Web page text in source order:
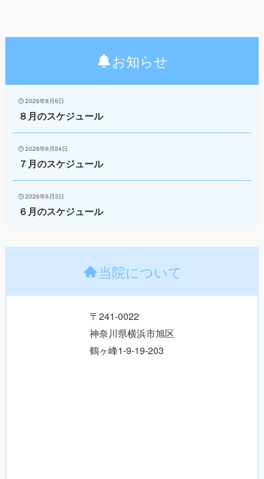
お知らせ
2026年8月6日
８月のスケジュール
2026年6月24日
７月のスケジュール
2026年6月3日
６月のスケジュール
当院について
〒241-0022
神奈川県横浜市旭区
鶴ヶ峰1-9-19-203